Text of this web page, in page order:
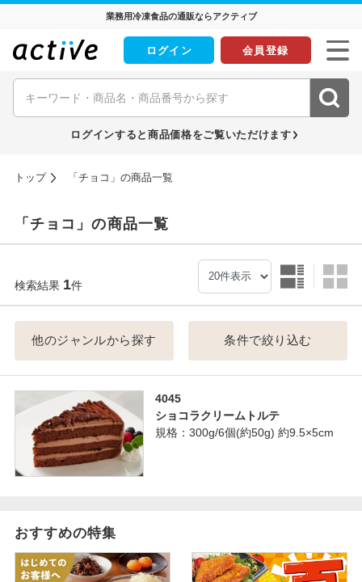
業務用冷凍食品の通販ならアクティブ
ログイン 会員登録
ログインすると商品価格をご覧いただけます
トップ 「チョコ」の商品一覧
「チョコ」の商品一覧
検索結果 1件
他のジャンルから探す 条件で絞り込む
4045
ショコラクリームトルテ
規格：300g/6個(約50g) 約9.5×5cm
おすすめの特集